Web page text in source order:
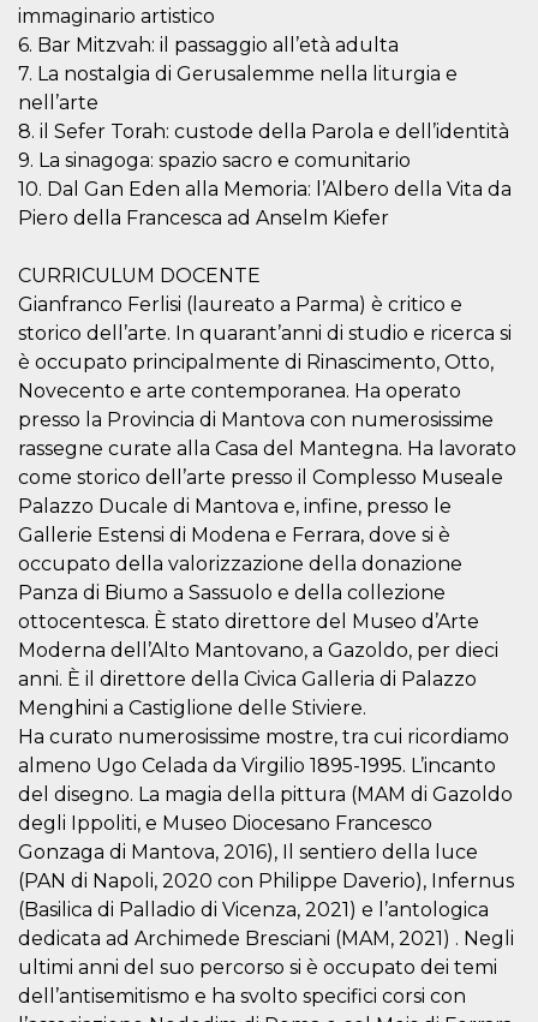
immaginario artistico
6. Bar Mitzvah: il passaggio all’età adulta
7. La nostalgia di Gerusalemme nella liturgia e
nell’arte
8. il Sefer Torah: custode della Parola e dell’identità
9. La sinagoga: spazio sacro e comunitario
10. Dal Gan Eden alla Memoria: l’Albero della Vita da
Piero della Francesca ad Anselm Kiefer
CURRICULUM DOCENTE
Gianfranco Ferlisi (laureato a Parma) è critico e
storico dell’arte. In quarant’anni di studio e ricerca si
è occupato principalmente di Rinascimento, Otto,
Novecento e arte contemporanea. Ha operato
presso la Provincia di Mantova con numerosissime
rassegne curate alla Casa del Mantegna. Ha lavorato
come storico dell’arte presso il Complesso Museale
Palazzo Ducale di Mantova e, infine, presso le
Gallerie Estensi di Modena e Ferrara, dove si è
occupato della valorizzazione della donazione
Panza di Biumo a Sassuolo e della collezione
ottocentesca. È stato direttore del Museo d’Arte
Moderna dell’Alto Mantovano, a Gazoldo, per dieci
anni. È il direttore della Civica Galleria di Palazzo
Menghini a Castiglione delle Stiviere.
Ha curato numerosissime mostre, tra cui ricordiamo
almeno Ugo Celada da Virgilio 1895-1995. L’incanto
del disegno. La magia della pittura (MAM di Gazoldo
degli Ippoliti, e Museo Diocesano Francesco
Gonzaga di Mantova, 2016), Il sentiero della luce
(PAN di Napoli, 2020 con Philippe Daverio), Infernus
(Basilica di Palladio di Vicenza, 2021) e l’antologica
dedicata ad Archimede Bresciani (MAM, 2021) . Negli
ultimi anni del suo percorso si è occupato dei temi
dell’antisemitismo e ha svolto specifici corsi con